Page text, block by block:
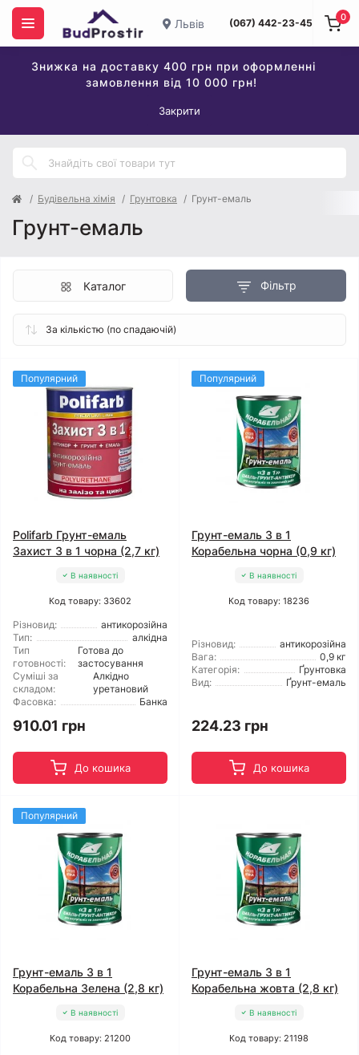
Львів (067) 442-23-45
Знижка на доставку 400 грн при оформленні
замовлення від 10 000 грн!
Закрити
0
Будівельна хімія Грунтовка Грунт-емаль
Грунт-емаль
Фільтр
Каталог
Популярний
Polifarb Грунт-емаль
Захист 3 в 1 чорна (2,7 кг)
В наявності
Код товару: 33602
Різновид:
антикорозійна
Тип:
алкідна
Тип
готовності:
Готова до
застосування
Суміші за
складом:
Алкідно
уретановий
Фасовка:
Банка
910.01 грн
До кошика
Популярний
Грунт-емаль 3 в 1
Корабельна чорна (0,9 кг)
В наявності
Код товару: 18236
Різновид:
антикорозійна
Вага:
0,9 кг
Категорія:
Ґрунтовка
Вид:
Ґрунт-емаль
224.23 грн
До кошика
Популярний
Грунт-емаль 3 в 1
Корабельна Зелена (2,8 кг)
В наявності
Код товару: 21200
Грунт-емаль 3 в 1
Корабельна жовта (2,8 кг)
В наявності
Код товару: 21198